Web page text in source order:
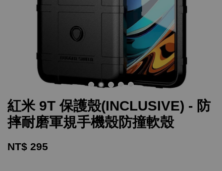
紅米 9T 保護殼(INCLUSIVE) - 防
摔耐磨軍規手機殼防撞軟殼
NT$ 295